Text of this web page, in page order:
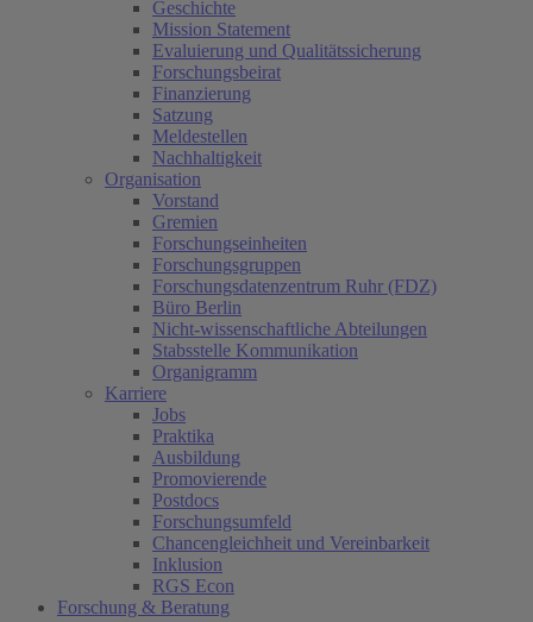
Geschichte
Mission Statement
Evaluierung und Qualitätssicherung
Forschungsbeirat
Finanzierung
Satzung
Meldestellen
Nachhaltigkeit
Organisation
Vorstand
Gremien
Forschungseinheiten
Forschungsgruppen
Forschungsdatenzentrum Ruhr (FDZ)
Büro Berlin
Nicht-wissenschaftliche Abteilungen
Stabsstelle Kommunikation
Organigramm
Karriere
Jobs
Praktika
Ausbildung
Promovierende
Postdocs
Forschungsumfeld
Chancengleichheit und Vereinbarkeit
Inklusion
RGS Econ
Forschung & Beratung